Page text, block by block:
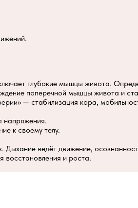
глубокие мышцы живота.
поперечной мышцы живота и
— стабилизация кора,
напряжения.
к своему телу.
ведёт движение,
восстановления и роста.